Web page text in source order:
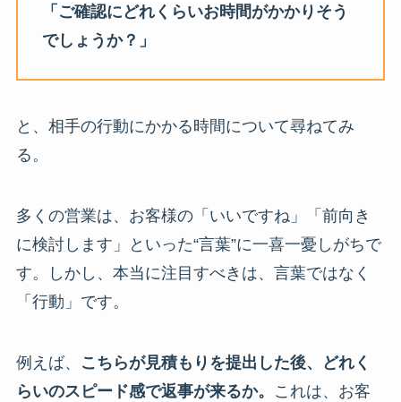
「ご確認にどれくらいお時間がかかりそう
でしょうか？」
と、相手の行動にかかる時間について尋ねてみ
る。
多くの営業は、お客様の「いいですね」「前向き
に検討します」といった“言葉”に一喜一憂しがちで
す。しかし、本当に注目すべきは、言葉ではなく
「行動」です。
例えば、
こちらが見積もりを提出した後、どれく
らいのスピード感で返事が来るか。
これは、お客